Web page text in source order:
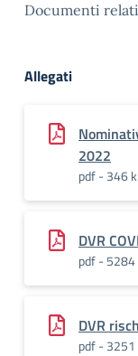
Documenti
Allegati
2022
pdf - 346
DVR
pdf - 5284
DVR
pdf - 3251